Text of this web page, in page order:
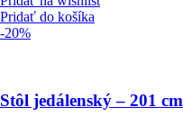
Pridať do košíka
-20%
Stôl jedálenský – 201 cm